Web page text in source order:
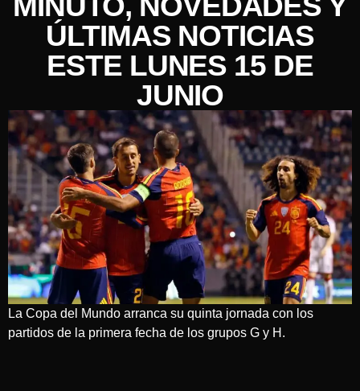
ÚLTIMAS NOTICIAS
ESTE LUNES 15 DE
JUNIO
La Copa del Mundo arranca su quinta jornada con los
partidos de la primera fecha de los grupos G y H.